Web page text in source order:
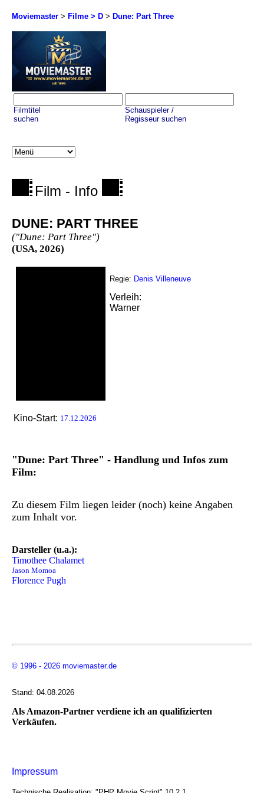
Moviemaster > Filme > D > Dune: Part Three
Filmtitel
suchen
Schauspieler /
Regisseur suchen
Film - Info
DUNE: PART THREE
("Dune: Part Three")
(USA, 2026)
Regie: Denis Villeneuve
Verleih:
Warner
Kino-Start: 17.12.2026
"Dune: Part Three" - Handlung und Infos zum
Film:
Zu diesem Film liegen leider (noch) keine Angaben
zum Inhalt vor.
Darsteller (u.a.):
Timothee Chalamet
Jason Momoa
Florence Pugh
© 1996 - 2026 moviemaster.de
Stand: 04.08.2026
Als Amazon-Partner verdiene ich an qualifizierten
Verkäufen.
Impressum